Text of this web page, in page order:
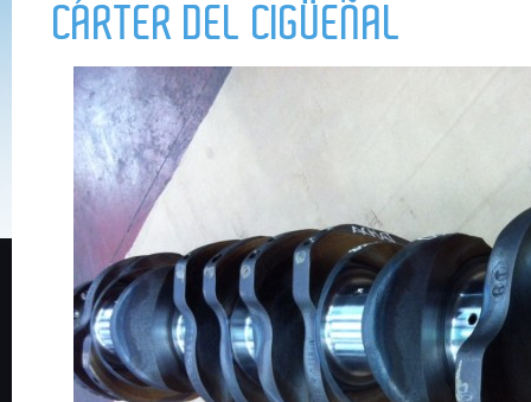
CÁRTER DEL CIGÜEÑAL